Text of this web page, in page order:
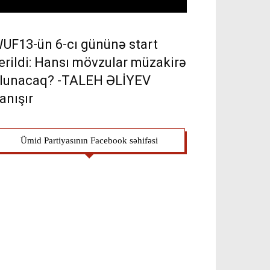
ün 6-cı gününə start
Hansı mövzular müzakirə
-TALEH ƏLİYEV
Ümid Partiyasının Facebook səhifəsi